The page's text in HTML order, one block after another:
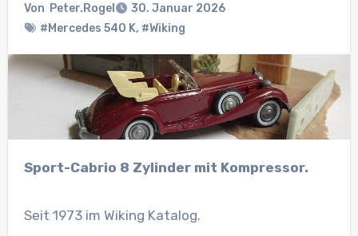
Von Peter.Rogel
30. Januar 2026
#Mercedes 540 K, #Wiking
Sport-Cabrio 8 Zylinder mit Kompressor.
Seit 1973 im Wiking Katalog.